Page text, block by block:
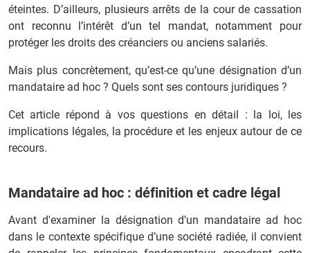
éteintes. D’ailleurs, plusieurs arrêts de la cour de cassation
ont reconnu l’intérêt d’un tel mandat, notamment pour
protéger les droits des créanciers ou anciens salariés.
Mais plus concrètement, qu’est-ce qu’une désignation d’un
mandataire ad hoc ? Quels sont ses contours juridiques ?
Cet article répond à vos questions en détail : la loi, les
implications légales, la procédure et les enjeux autour de ce
recours.
Mandataire ad hoc : définition et cadre légal
Avant d'examiner la désignation d’un mandataire ad hoc
dans le contexte spécifique d’une société radiée, il convient